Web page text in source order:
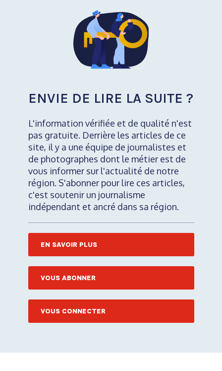
ENVIE DE LIRE LA SUITE ?
L'information vérifiée et de qualité n'est
pas gratuite. Derrière les articles de ce
site, il y a une équipe de journalistes et
de photographes dont le métier est de
vous informer sur l'actualité de notre
région. S'abonner pour lire ces articles,
c'est soutenir un journalisme
indépendant et ancré dans sa région.
EN SAVOIR PLUS
VOUS ABONNER
VOUS CONNECTER